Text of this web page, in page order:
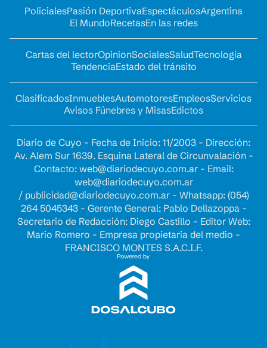
PolicialesPasión DeportivaEspectáculosArgentina
El MundoRecetasEn las redes
Cartas del lectorOpinionSocialesSaludTecnología
TendenciaEstado del tránsito
ClasificadosInmueblesAutomotoresEmpleosServicios
Avisos Fúnebres y MisasEdictos
Diario de Cuyo - Fecha de Inicio: 11/2003 - Dirección:
Av. Alem Sur 1639. Esquina Lateral de Circunvalación -
Contacto: web@diariodecuyo.com.ar- Email:
web@diariodecuyo.com.ar
/ publicidad@diariodecuyo.com.ar- Whatsapp: (054)
264 5045343 - Gerente General: Pablo Dellazoppa -
Secretario de Redacción: Diego Castillo - Editor Web:
Mario Romero - Empresa propietaria del medio -
FRANCISCO MONTES S.A.C.I.F.